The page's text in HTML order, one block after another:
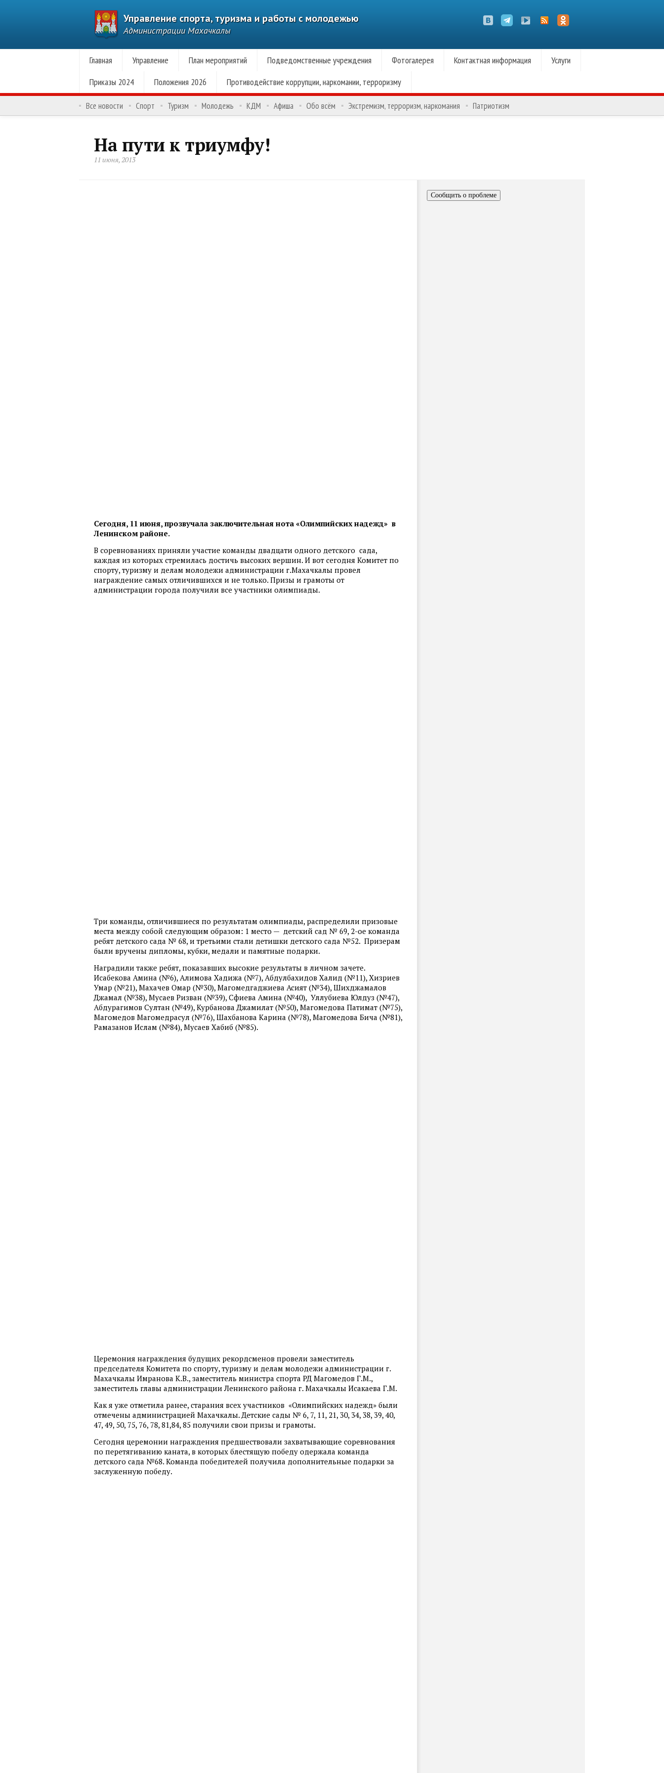
Управление спорта, туризма и работы с молодежью
Администрации Махачкалы
Главная Управление План мероприятий Подведомственные учреждения Фотогалерея Контактная информация
Услуги
Приказы 2024
Положения 2026 Противодействие коррупции, наркомании, терроризму
Все новости Спорт Туризм Молодежь КДМ Афиша Обо всём Экстремизм, терроризм, наркомания Патриотизм
На пути к триумфу!
11 июня, 2013
Сегодня, 11 июня, прозвучала заключительная нота «Олимпийских надежд» в
Ленинском районе.
В соревнованиях приняли участие команды двадцати одного детского сада,
каждая из которых стремилась достичь высоких вершин. И вот сегодня Комитет по
спорту, туризму и делам молодежи администрации г.Махачкалы провел
награждение самых отличившихся и не только. Призы и грамоты от
администрации города получили все участники олимпиады.
Три команды, отличившиеся по результатам олимпиады, распределили призовые
места между собой следующим образом: 1 место — детский сад № 69, 2-ое команда
ребят детского сада № 68, и третьими стали детишки детского сада №52. Призерам
были вручены дипломы, кубки, медали и памятные подарки.
Наградили также ребят, показавших высокие результаты в личном зачете.
Исабекова Амина (№6), Алимова Хадижа (№7), Абдулбахидов Халид (№11), Хизриев
Умар (№21), Махачев Омар (№30), Магомедгаджиева Асият (№34), Шихджамалов
Джамал (№38), Мусаев Ризван (№39), Сфиева Амина (№40), Уллубиева Юлдуз (№47),
Абдурагимов Султан (№49), Курбанова Джамилат (№50), Магомедова Патимат (№75),
Магомедов Магомедрасул (№76), Шахбанова Карина (№78), Магомедова Бича (№81),
Рамазанов Ислам (№84), Мусаев Хабиб (№85).
Церемония награждения будущих рекордсменов провели заместитель
председателя Комитета по спорту, туризму и делам молодежи администрации г.
Махачкалы Имранова К.В., заместитель министра спорта РД Магомедов Г.М.,
заместитель главы администрации Ленинского района г. Махачкалы Исакаева Г.М.
Как я уже отметила ранее, старания всех участников «Олимпийских надежд» были
отмечены администрацией Махачкалы. Детские сады № 6, 7, 11, 21, 30, 34, 38, 39, 40,
47, 49, 50, 75, 76, 78, 81,84, 85 получили свои призы и грамоты.
Сегодня церемонии награждения предшествовали захватывающие соревнования
по перетягиванию каната, в которых блестящую победу одержала команда
детского сада №68. Команда победителей получила дополнительные подарки за
заслуженную победу.
Сообщить о проблеме